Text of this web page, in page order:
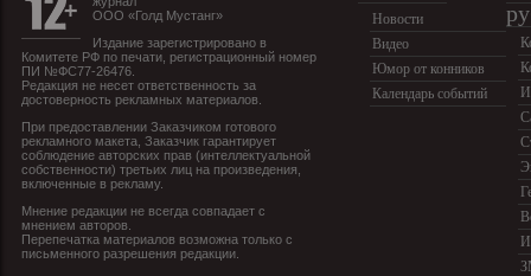
ООО «Голд Мустанг»
Издание зарегистрировано в
Комитете РФ по печати, регистрационный номер
ПИ №ФС77-26476.
Редакция не несет ответственность за
достоверность рекламных материалов.
При предоставлении Заказчиком готового
рекламного макета, Заказчик гарантирует
соблюдение авторских прав (интеллектуальной
собственности) третьих лиц на произведения,
включенные в рекламу.
Мнение редакции не всегда совпадает с
мнением авторов.
Перепечатка материалов возможна только с
письменного разрешения редакции.
Новости
Видео
Юмор от конников
Календарь событий